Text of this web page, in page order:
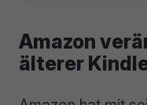
Amazon
älterer